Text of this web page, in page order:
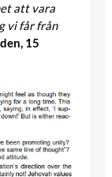
att vara
vi får från
15